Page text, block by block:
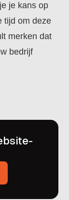
je kans op
tijd om deze
merken dat
bedrijf